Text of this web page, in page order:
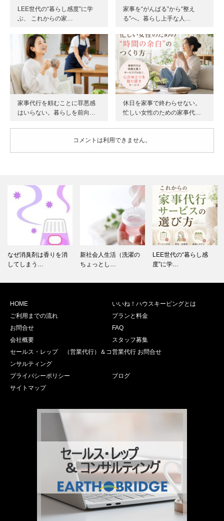
LEE世代の“暮らし感度”に学
ぶ、 これからの家…
家事を“がんばる”から“整え
る”へ。暮らし上手な人…
家事代行を頼むことに罪悪感
はいらない。暮らしを前向…
休日を家事で終わらせない。
忙しい女性のための家事代…
コメントは利用できません。
剤は香りを消
まう…
新社会人生活（洗濯の
ちょっとし…
LEE世代の“暮らし感
度”に学…
家事代
HOME
いいね！ハウスキーピングとは
ご利用までの流れ
プランと料金
お問合せ
FAQ
会社概要
スタッフ募集
セールス・レップ （営業代行）＆コ
ンサルティング
営業代行 お問合せ
プライバシーポリシー
ブログ
サイトマップ